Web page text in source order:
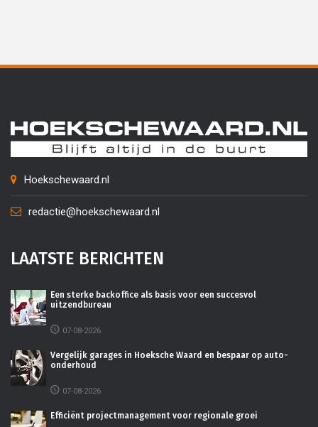
Hoekschewaard.nl
redactie@hoekschewaard.nl
LAATSTE BERICHTEN
Een sterke backoffice als basis voor een succesvol
uitzendbureau
07-08-2026
Vergelijk garages in Hoeksche Waard en bespaar op auto-
onderhoud
07-08-2026
Efficiënt projectmanagement voor regionale groei